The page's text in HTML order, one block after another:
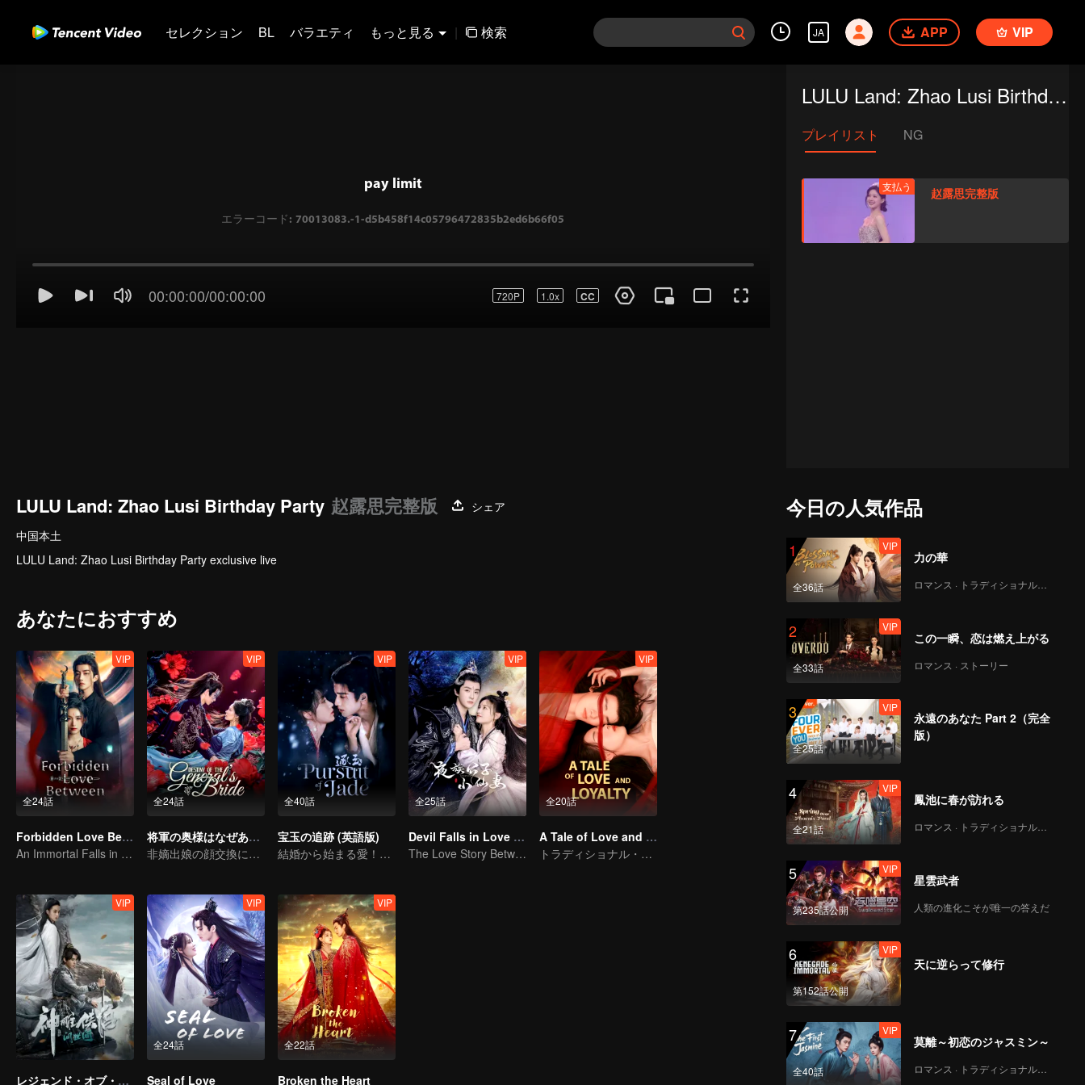
セレクション BL バラエティ もっと見る | 検索 JA APP VIP
00:00:00/00:00:00 720P 1.0x CC
LULU Land: Zhao Lusi Birthday Party
プレイリスト NG
支払う 赵露思完整版
LULU Land: Zhao Lusi Birthday Party 赵露思完整版
シェア
中国本土
LULU Land: Zhao Lusi Birthday Party exclusive live
あなたにおすすめ
全24話
VIP
Forbidden Love Between
An Immortal Falls in Love With a Witch
全24話
VIP
将軍の奥様はなぜあのように
非嫡出娘の顔交換による復讐
全40話
VIP
宝玉の追跡 (英語版)
結婚から始まる愛！硝煙が試す本当の想い
全25話
VIP
Devil Falls in Love with Fairy
The Love Story Between a Lively Fairy and a Cold-faced Devil
全20話
VIP
A Tale of Love and Loyalty
トラディショナル・コスチューム
VIP
レジェンド・オブ・コンドルヒーロー～愛とは～
全24話
VIP
Seal of Love
全22話
VIP
Broken the Heart
今日の人気作品
1
全36話
VIP
力の華
ロマンス · トラディショナル・コスチューム
2
全33話
VIP
この一瞬、恋は燃え上がる
ロマンス · ストーリー
3
全25話
VIP
永遠のあなた Part 2（完全
版）
4
全21話
VIP
鳳池に春が訪れる
ロマンス · トラディショナル・コスチューム
5
第235話公開
VIP
星雲武者
人類の進化こそが唯一の答えだ
6
第152話公開
VIP
天に逆らって修行
7
全40話
VIP
莫離～初恋のジャスミン～
ロマンス · トラディショナル・コスチューム